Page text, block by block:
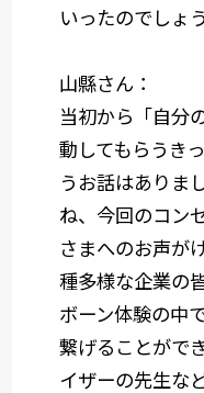
いったのでしょ
山縣さん：
当初から「自分
動してもらうき
うお話はありま
ね、今回のコン
さまへのお声が
種多様な企業の
ボーン体験の中
繋げることがで
イザーの先生な